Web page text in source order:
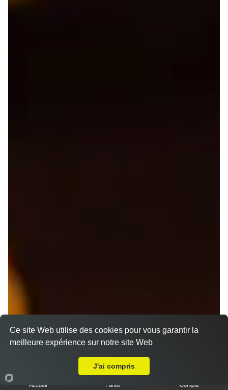
Accueil Panier Compte
Ce site Web utilise des cookies pour vous garantir la
meilleure expérience sur notre site Web
J'ai compris